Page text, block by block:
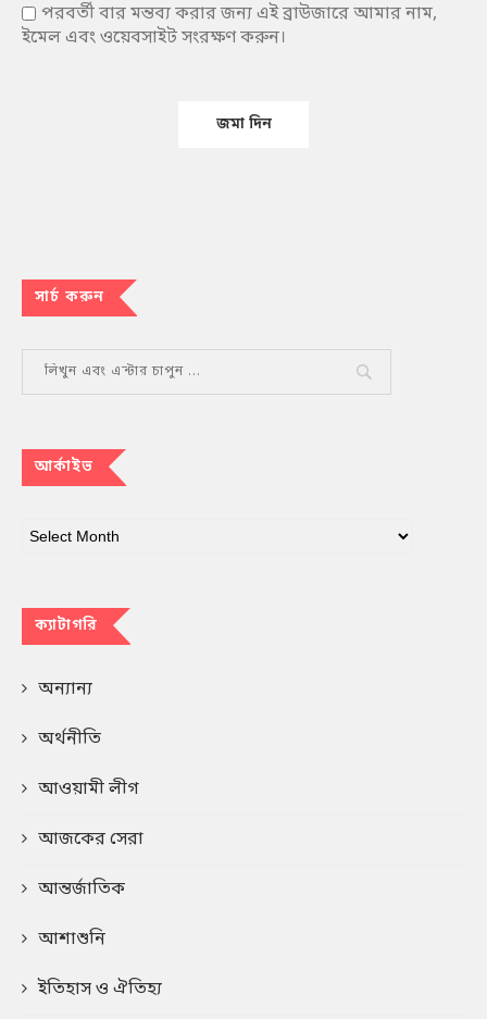
পরবর্তী বার মন্তব্য করার জন্য এই ব্রাউজারে আমার নাম,
ইমেল এবং ওয়েবসাইট সংরক্ষণ করুন।
সার্চ করুন
আর্কাইভ
ক্যাটাগরি
অন্যান্য
অর্থনীতি
আওয়ামী লীগ
আজকের সেরা
আন্তর্জাতিক
আশাশুনি
ইতিহাস ও ঐতিহ্য